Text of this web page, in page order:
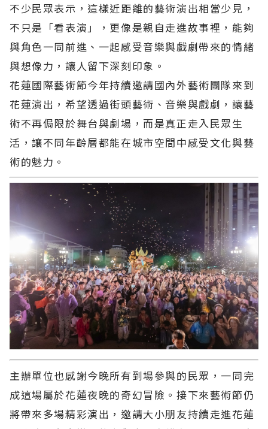
不少民眾表示，這樣近距離的藝術演出相當少見，
不只是「看表演」，更像是親自走進故事裡，能夠
與角色一同前進、一起感受音樂與戲劇帶來的情緒
與想像力，讓人留下深刻印象。
花蓮國際藝術節今年持續邀請國內外藝術團隊來到
花蓮演出，希望透過街頭藝術、音樂與戲劇，讓藝
術不再侷限於舞台與劇場，而是真正走入民眾生
活，讓不同年齡層都能在城市空間中感受文化與藝
術的魅力。
主辦單位也感謝今晚所有到場參與的民眾，一同完
成這場屬於花蓮夜晚的奇幻冒險。接下來藝術節仍
將帶來多場精彩演出，邀請大小朋友持續走進花蓮